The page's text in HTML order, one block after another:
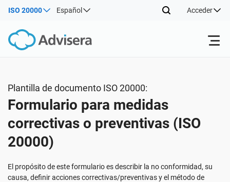
ISO 20000 Español Acceder
ISO 27001
NIS2
DORA
Recursos gratuitos
Por tipo
Por dónde empezar
Sectores
Consultores
Acerca de nosotros
Plantilla de documento ISO 20000:
Formulario para medidas
correctivas o preventivas (ISO
20000)
El propósito de este formulario es describir la no conformidad, su
causa, definir acciones correctivas/preventivas y el método de